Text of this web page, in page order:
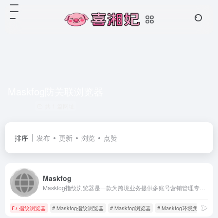
排序 发布 更新 浏览 点赞
Maskfog
指纹浏览器 # Maskfog指纹浏览器 # Maskfog浏览器 # Maskfog环境免费的指